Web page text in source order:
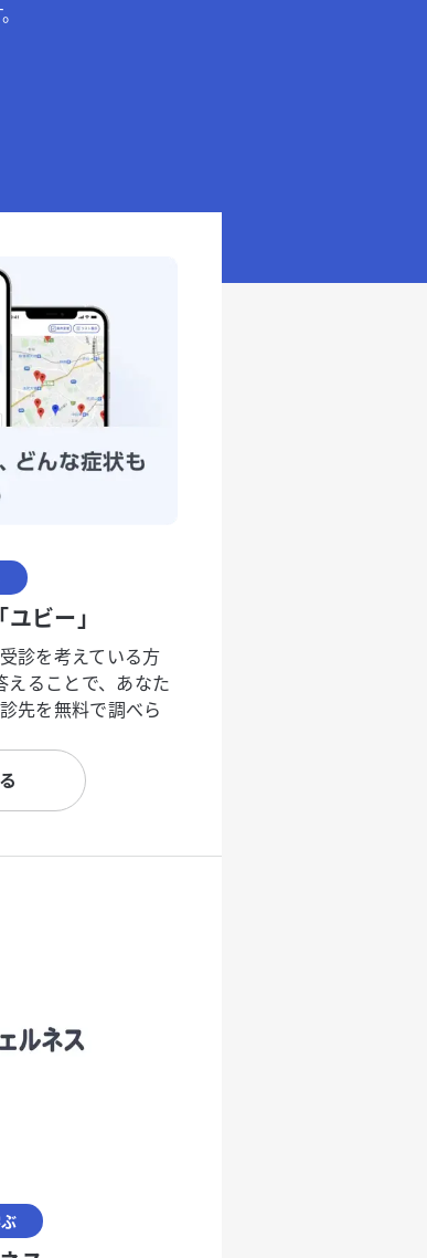
ビー」
診を考えている方
ることで、あなた
先を無料で調べら